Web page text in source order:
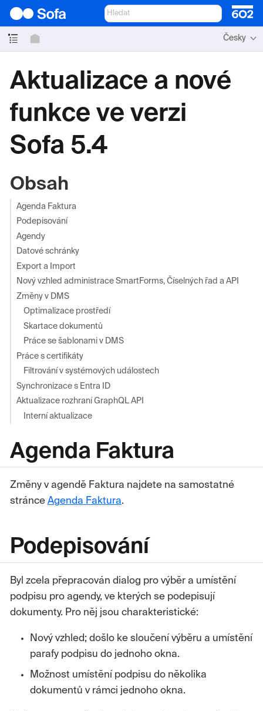
Česky
Aktualizace a nové
funkce ve verzi
Sofa 5.4
Obsah
Agenda Faktura
Podepisování
Agendy
Datové schránky
Export a Import
Nový vzhled administrace SmartForms, Číselných řad a API
Změny v DMS
Optimalizace prostředí
Skartace dokumentů
Práce se šablonami v DMS
Práce s certifikáty
Filtrování v systémových událostech
Synchronizace s Entra ID
Aktualizace rozhraní GraphQL API
Interní aktualizace
Agenda Faktura
Změny v agendě Faktura najdete na samostatné
stránce Agenda Faktura.
Podepisování
Byl zcela přepracován dialog pro výběr a umístění
podpisu pro agendy, ve kterých se podepisují
dokumenty. Pro něj jsou charakteristické:
Nový vzhled; došlo ke sloučení výběru a umístění
parafy podpisu do jednoho okna.
Možnost umístění podpisu do několika
dokumentů v rámci jednoho okna.